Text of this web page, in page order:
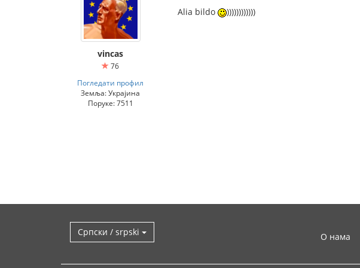
vincas
76
Погледати профил
Земља: Украјина
Поруке: 7511
Alia bildo ))))))))))))
Српски / srpski О нама